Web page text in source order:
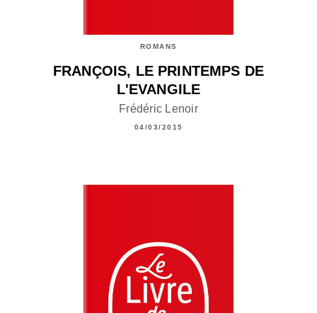
ROMANS
FRANÇOIS, LE PRINTEMPS DE
L'EVANGILE
Frédéric Lenoir
04/03/2015